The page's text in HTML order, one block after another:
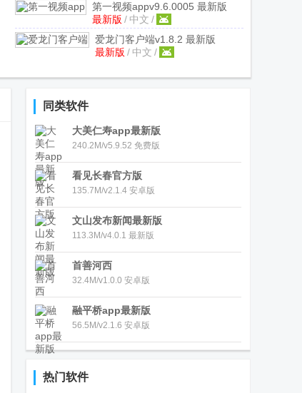
第一视频appv9.6.0005 最新版
最新版 / 中文 /
爱龙门客户端v1.8.2 最新版
最新版 / 中文 /
同类软件
大美仁寿app最新版
240.2M/v5.9.52 免费版
看见长春官方版
135.7M/v2.1.4 安卓版
文山发布新闻最新版
113.3M/v4.0.1 最新版
首善河西
32.4M/v1.0.0 安卓版
融平桥app最新版
56.5M/v2.1.6 安卓版
热门软件